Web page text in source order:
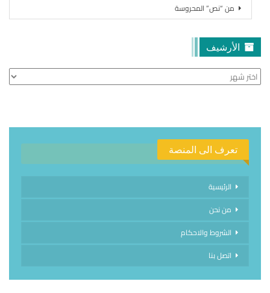
من “نص” المحروسة
الأرشيف
الأرشيف
تعرف الى المنصة
الرئيسية
من نحن
الشروط والاحكام
اتصل بنا